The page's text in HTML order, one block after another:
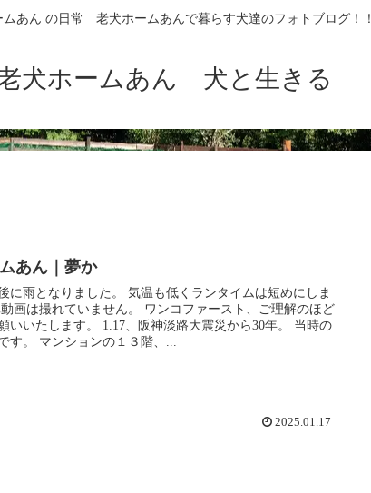
ムあん の日常 老犬ホームあんで暮らす犬達のフォトブログ！！
犬ホームあん 犬と生きる
あん｜夢か
に雨となりました。 気温も低くランタイムは短めにしま
画は撮れていません。 ワンコファースト、ご理解のほど
いいたします。 1.17、阪神淡路大震災から30年。 当時の
す。 マンションの１３階、...
2025.01.17